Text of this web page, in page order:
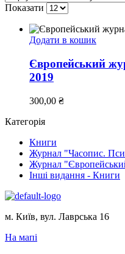
Показати
Додати в кошик
Європейський
2019
300,00 ₴
Категорія
Книги
Журнал "Часопис.
Журнал
Інші видання - Книги
м. Київ, вул. Лаврська 16
На мапі